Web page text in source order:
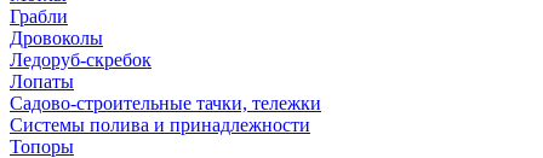
Грабли
Дровоколы
Ледоруб-скребок
Лопаты
Садово-строительные тачки, тележки
Системы полива и принадлежности
Топоры